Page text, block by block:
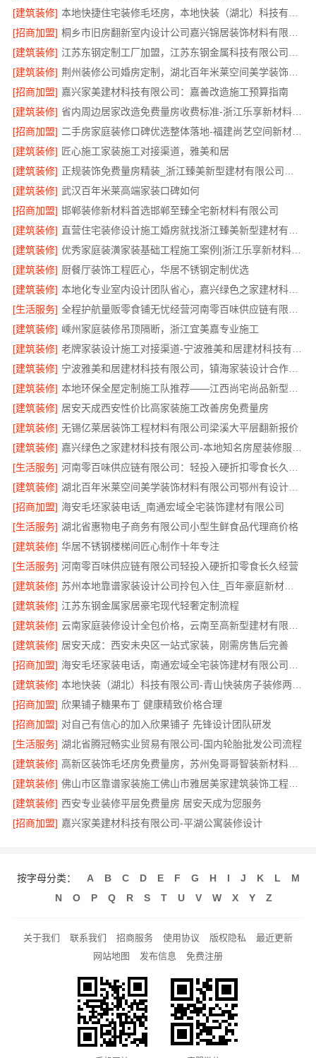
[建筑装修]
[招商加盟]
[建筑装修]
[建筑装修]
荆州装修公司婚房定制，湖北百年米莱空间美学装饰材料有限公司专属设计方案
[招商加盟] 嘉兴家美建材科技有限公司：嘉善改造施工预算指南
[建筑装修]
省内周边居家改造免费量房收费标准-浙江乐享新材料有限公司
[招商加盟]
二手房家庭装修口碑优选整体落地-福建尚艺空间新材料科技有限公司
[建筑装修] 匠心施工家装施工对接渠道，雅美和居
[建筑装修]
[建筑装修] 武汉百年米莱高端家装口碑如何
[招商加盟] 邯郸装修新材料首选邯郸至臻全宅新材料有限公司
[建筑装修]
[建筑装修]
优秀家庭装潢家装基础工程施工案例|浙江乐享新材料有限公司
[建筑装修] 厨餐厅装饰工程匠心，华居不锈钢定制优选
[建筑装修]
本地化专业室内设计团队省心，嘉兴绿色之家建材科技有限公司全程托管
[生活服务]
[建筑装修] 嵊州家庭装修吊顶隔断，浙江宜美嘉专业施工
[建筑装修]
[建筑装修]
宁波雅美和居建材科技有限公司，镇海家装设计合作联系
[建筑装修]
[建筑装修] 居安天成西安性价比高家装施工改善房免费量房
[建筑装修] 无锡亿莱居装饰工程材料有限公司梁溪大平层翻新报价
[建筑装修]
[生活服务]
[建筑装修]
湖北百年米莱空间美学装饰材料有限公司鄂州有设计感装修公司实景案例
[招商加盟] 海安毛坯家装电话_南通宏域全宅装饰建材有限公司
[生活服务] 湖北省惠物电子商务有限公司小型生鲜食品代理商价格
[建筑装修] 华居不锈钢楼梯间匠心制作十年专注
[生活服务] 河南零百味供应链有限公司轻投入硬折扣零食长久经营
[建筑装修]
苏州本地靠谱家装设计公司拎包入住_百年豪庭新材料有限公司
[建筑装修] 江苏东钢金属家居豪宅现代轻奢定制流程
[建筑装修]
[建筑装修] 居安天成：西安未央区一站式家装，刚需房售后完善
[招商加盟]
[建筑装修]
本地快装（湖北）科技有限公司-青山快装房子装修两房一厅
[招商加盟] 欣果铺子糖果布丁 健康精致价格合理
[招商加盟] 对自己有信心的加入欣果铺子 先锋设计团队研发
[生活服务] 湖北省腾冠畅实业贸易有限公司-国内轮胎批发公司流程
[建筑装修]
高新区装饰毛坯房免费量房，苏州兔哥哥智装新材料有限公司
[建筑装修]
佛山市区靠谱家装施工佛山市雅居美家建筑装饰工程有限公司
[建筑装修] 西安专业装修平层免费量房 居安天成为您服务
[招商加盟] 嘉兴家美建材科技有限公司-平湖公寓装修设计
按字母分类： A B C D E F G H I J K L
M
N
O P Q R S T U V W X Y Z
关于我们 联系我们 招商服务 使用协议 版权隐私
最近更新
网站地图
发布信息 免费注册